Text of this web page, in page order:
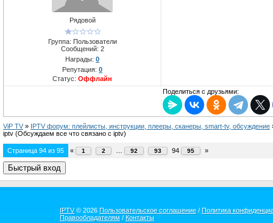
Рядовой
Группа: Пользователи
Сообщений: 2
Награды: 0
Репутация: 0
Статус: Оффлайн
Поделиться с друзьями:
ViP TV » IPTV форум: плейлисты, инструкции, плееры, сканеры, smart-tv, обсуждение
iptv (Обсуждаем все что связано с iptv)
Страница 94 из 95 « 1 2 92 93 94 95 »
IPTV© 2026 Пользовательское соглашение / Политика
Правообладателям / Контакты